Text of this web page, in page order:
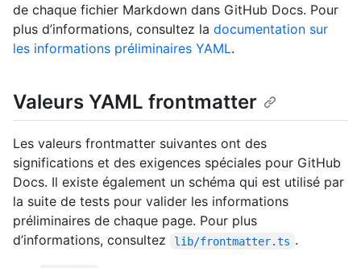
de chaque fichier Markdown dans GitHub Docs. Pour
plus d’informations, consultez la documentation sur
les informations préliminaires YAML.
Valeurs YAML frontmatter
Les valeurs frontmatter suivantes ont des
significations et des exigences spéciales pour GitHub
Docs. Il existe également un schéma qui est utilisé par
la suite de tests pour valider les informations
préliminaires de chaque page. Pour plus
d’informations, consultez
lib/frontmatter.ts .